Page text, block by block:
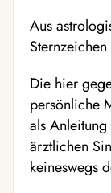
Aus
Die hier
persönliche
als
ärztlichen
keineswegs